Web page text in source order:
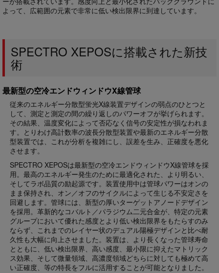
よって、広範囲の元素で非常に低い検出限界に到達しています。
SPECTRO XEPOSに搭載された新技
術
最新型の空冷エンドウィンドウX線管球
従来のエネルギー分散型蛍光X線装置デザインの弱点のひとつと
して、測定と測定の間の繰り返しのパワーオフが挙げられます。
その結果、温度変化によって否応なく信号の安定性が損なわれま
す。とりわけ高計数率の波長分散型装置や最新のエネルギー分散
型装置では、これが分析を複雑にし、誤差を生み、正確度を悪化
させます。
SPECTRO XEPOSは最新型の空冷エンドウィンドウX線管球を採
用。最高のエネルギー発生のために最適化された、より明るい、
そしてラボ品質の励起源です。装置使用中は管球パワーはオンの
まま保持され、オン／オフのサイクルによって生じる不安定さを
回避します。管球には、新型の厚いターゲットアノードデザイン
を採用。革新的なコバルト／パラジウム二元合金が、特定の元素
グループにおいて優れた感度とより低い検出限界をもたらすのみ
ならず、これまでのレイヤー状のデュアル陽極デザインと比べ耐
久性も大幅に向上させました。装置は、より長くなった管球寿命
とともに、低い検出限界、高い感度、最小限に抑えたマトリック
ス効果、そして微量領域、高濃度領域どちらに対しても極めて高
い正確度、等の特長をフルに活用することが可能となりました。